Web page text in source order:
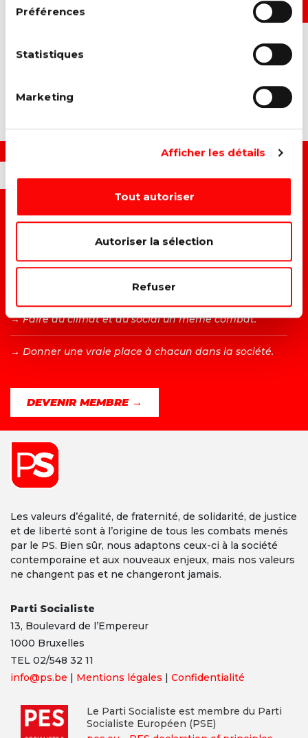
Préférences
Statistiques
Marketing
Afficher les détails
Tout autoriser
Autoriser la sélection
Refuser
dans le cadre de l'inscription soumise (obligatoire)
afin de me tenir informé de l’actualité; conformément à notre
politique de confidentialité
Les valeurs d’égalité, de fraternité, de solidarité, de justice
et de liberté sont à l’origine de tous les combats menés
par le PS. Bien sûr, nous adaptons ceux-ci à la société
contemporaine et aux nouveaux enjeux, mais nos valeurs
ne changent pas et ne changeront jamais.
Parti Socialiste
13, Boulevard de l’Empereur
1000 Bruxelles
TEL 02/548 32 11
info@ps.be | Mentions légales | Confidentialité
Le Parti Socialiste est membre du Parti
Socialiste Européen (PSE)
OUI, JE VEUX...
→ Construire un monde plus juste et solidaire.
utter contre toutes les formes de discrimination.
→ Faire du climat et du social un même combat.
→ Donner une vraie place à chacun dans la société.
DEVENIR MEMBRE →